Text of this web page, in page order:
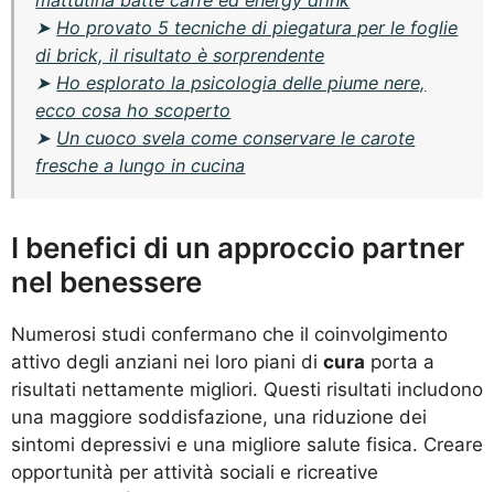
➤ Ho provato 5 tecniche di piegatura per le foglie
di brick, il risultato è sorprendente
➤ Ho esplorato la psicologia delle piume nere,
ecco cosa ho scoperto
➤ Un cuoco svela come conservare le carote
fresche a lungo in cucina
I benefici di un approccio partner
nel benessere
Numerosi studi confermano che il coinvolgimento
attivo degli anziani nei loro piani di cura porta a
risultati nettamente migliori. Questi risultati includono
una maggiore soddisfazione, una riduzione dei
sintomi depressivi e una migliore salute fisica. Creare
opportunità per attività sociali e ricreative